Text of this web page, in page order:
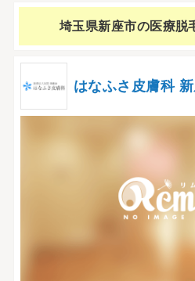
埼玉県新座市の医療脱
はなふさ皮膚科